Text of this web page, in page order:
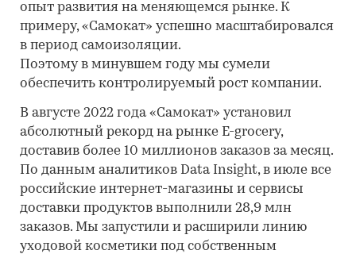
опыт развития на меняющемся рынке. К
примеру, «Самокат» успешно масштабировался
в период самоизоляции.
Поэтому в минувшем году мы сумели
обеспечить контролируемый рост компании.
В августе 2022 года «Самокат» установил
абсолютный рекорд на рынке E-grocery,
доставив более 10 миллионов заказов за месяц.
По данным аналитиков Data Insight, в июле все
российские интернет-магазины и сервисы
доставки продуктов выполнили 28,9 млн
заказов. Мы запустили и расширили линию
уходовой косметики под собственным